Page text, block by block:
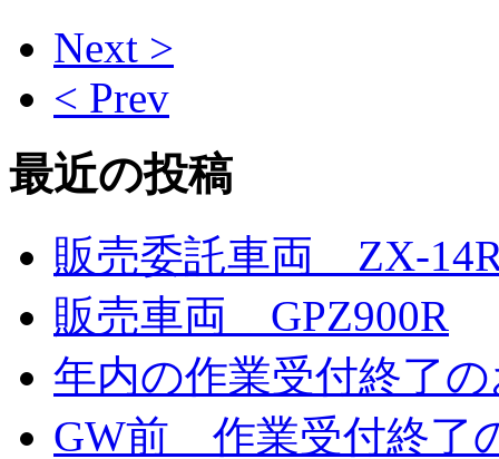
Next >
< Prev
最近の投稿
販売委託車両 ZX-
販売車両 GPZ900R
年内の作業受付終了
GW前 作業受付終了